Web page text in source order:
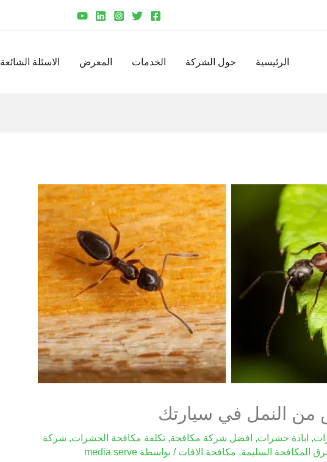
الرئيسية حول الشركة الخدمات المعرض الاسئلة الشائعة
من النمل في سيارتك
, ابادة حشرات, افضل شركة مكافحة, تكلفة مكافحة الحشرات, شركة
المكافحة السليمة, مكافحة الافات / بواسطة media serve